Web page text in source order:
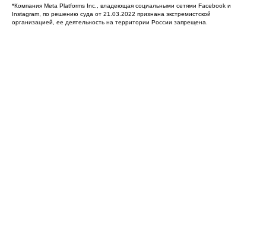
*Компания Meta Platforms Inc., владеющая социальными сетями Facebook и
Instagram, по решению суда от 21.03.2022 признана экстремистской
организацией, ее деятельность на территории России запрещена.